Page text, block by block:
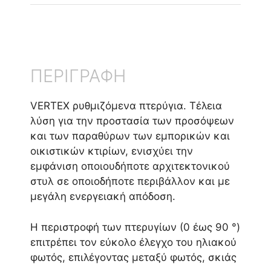
ΠΕΡΙΓΡΑΦΗ
VERTEX ρυθμιζόμενα πτερύγια. Τέλεια
λύση για την προστασία των προσόψεων
και των παραθύρων των εμπορικών και
οικιστικών κτιρίων, ενισχύει την
εμφάνιση οποιουδήποτε αρχιτεκτονικού
στυλ σε οποιοδήποτε περιβάλλον και με
μεγάλη ενεργειακή απόδοση.
Η περιστροφή των πτερυγίων (0 έως 90 °)
επιτρέπει τον εύκολο έλεγχο του ηλιακού
φωτός, επιλέγοντας μεταξύ φωτός, σκιάς